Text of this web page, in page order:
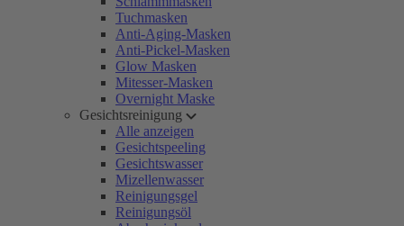
Tuchmasken
Anti-Aging-Masken
Anti-Pickel-Masken
Glow Masken
Mitesser-Masken
Overnight Maske
Gesichtsreinigung
Alle anzeigen
Gesichtspeeling
Gesichtswasser
Mizellenwasser
Reinigungsgel
Reinigungsöl